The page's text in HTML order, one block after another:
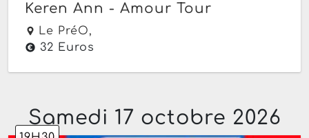
Keren Ann - Amour Tour
Le PréO,
32 Euros
Samedi 17 octobre 2026